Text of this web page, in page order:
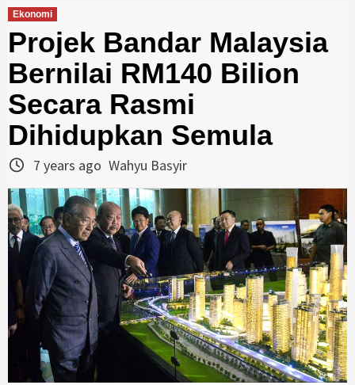
Ekonomi
Projek Bandar Malaysia
Bernilai RM140 Bilion
Secara Rasmi
Dihidupkan Semula
7 years ago Wahyu Basyir